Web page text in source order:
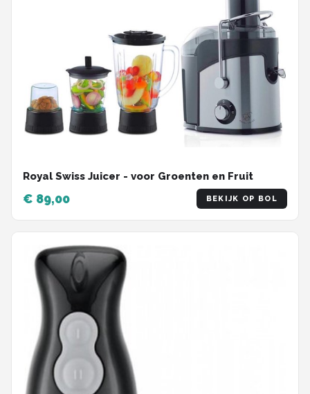
Royal Swiss Juicer - voor Groenten en Fruit
€ 89,00 BEKIJK OP BOL